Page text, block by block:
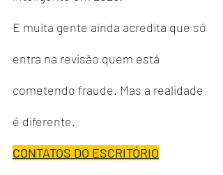
E muita gente ainda acredita que só
entra na revisão quem está
cometendo fraude. Mas a realidade
é diferente.
CONTATOS DO ESCRITÓRIO